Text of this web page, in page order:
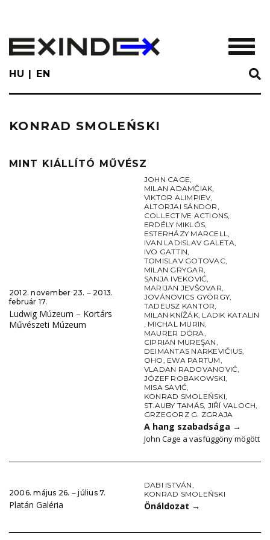
main
content
HU EN
KONRAD SMOLEŃSKI
MINT KIÁLLÍTÓ MŰVÉSZ
2012. november 23. ‒ 2013.
február 17.
Ludwig Múzeum – Kortárs
Művészeti Múzeum
JOHN CAGE,
MILAN ADAMČIAK,
VIKTOR ALIMPIEV,
ALTORJAI SÁNDOR,
COLLECTIVE ACTIONS,
ERDÉLY MIKLÓS,
ESTERHÁZY MARCELL,
IVAN LADISLAV GALETA,
IVO GATTIN,
TOMISLAV GOTOVAC,
MILAN GRYGAR,
SANJA IVEKOVIĆ,
MARIJAN JEVŠOVAR,
JOVÁNOVICS GYÖRGY,
TADEUSZ KANTOR,
MILAN KNÍŽÁK, LADIK KATALIN
, MICHAL MURIN,
MAURER DÓRA,
CIPRIAN MUREŞAN,
DEIMANTAS NARKEVIČIUS,
OHO, EWA PARTUM,
VLADAN RADOVANOVIĆ,
JÓZEF ROBAKOWSKI,
MISA SAVIĆ,
KONRAD SMOLEŃSKI,
ST.AUBY TAMÁS, JIŘÍ VALOCH,
GRZEGORZ G. ZGRAJA
A hang szabadsága →
John Cage a vasfüggöny mögött
2006. május 26. ‒ július 7.
Platán Galéria
DABI ISTVÁN,
KONRAD SMOLEŃSKI
Önáldozat →